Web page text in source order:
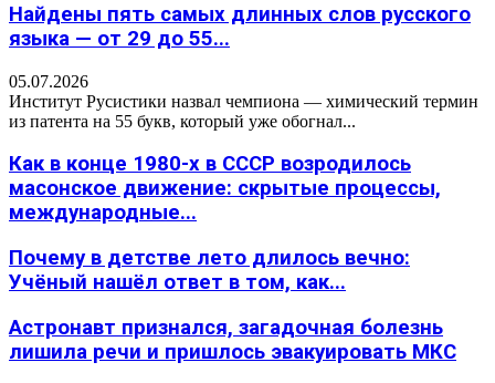
Найдены пять самых длинных слов русского
языка — от 29 до 55...
05.07.2026
Институт Русистики назвал чемпиона — химический термин
из патента на 55 букв, который уже обогнал...
Как в конце 1980-х в СССР возродилось
масонское движение: скрытые процессы,
международные...
Почему в детстве лето длилось вечно:
Учёный нашёл ответ в том, как...
Астронавт признался, загадочная болезнь
лишила речи и пришлось эвакуировать МКС